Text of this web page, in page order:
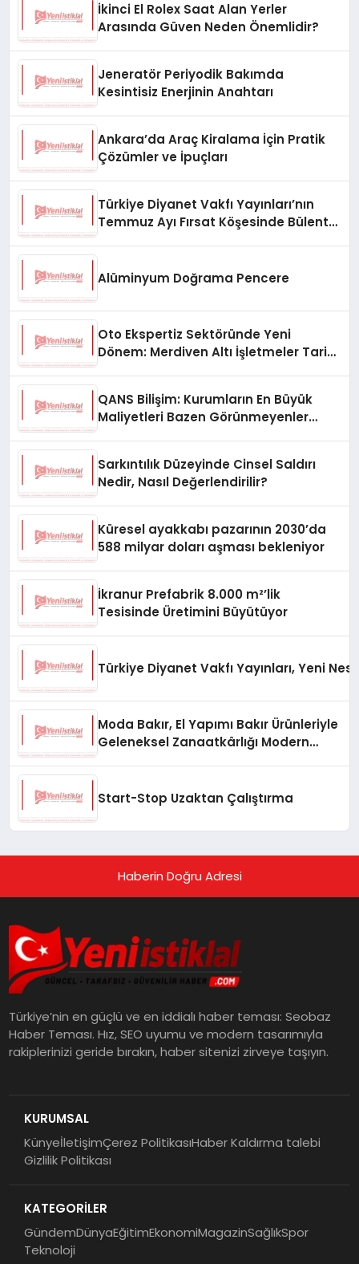
İkinci El Rolex Saat Alan Yerler
Arasında Güven Neden Önemlidir?
Jeneratör Periyodik Bakımda
Kesintisiz Enerjinin Anahtarı
Ankara’da Araç Kiralama İçin Pratik
Çözümler ve İpuçları
Türkiye Diyanet Vakfı Yayınları’nın
Temmuz Ayı Fırsat Köşesinde Bülent
Alüminyum Doğrama Pencere
Oto Ekspertiz Sektöründe Yeni
Dönem: Merdiven Altı İşletmeler Tarih
QANS Bilişim: Kurumların En Büyük
Maliyetleri Bazen Görünmeyenler
Sarkıntılık Düzeyinde Cinsel Saldırı
Nedir, Nasıl Değerlendirilir?
Küresel ayakkabı pazarının 2030’da
588 milyar doları aşması bekleniyor
İkranur Prefabrik 8.000 m²’lik
Tesisinde Üretimini Büyütüyor
Türkiye Diyanet Vakfı Yayınları, Yeni
Moda Bakır, El Yapımı Bakır Ürünleriyle
Geleneksel Zanaatkârlığı Modern
Start-Stop Uzaktan Çalıştırma
Haberin Doğru Adresi
Türkiye’nin en güçlü ve en iddialı haber teması: Seobaz
Haber Teması. Hız, SEO uyumu ve modern tasarımıyla
rakiplerinizi geride bırakın, haber sitenizi zirveye taşıyın.
KURUMSAL
KünyeİletişimÇerez PolitikasıHaber Kaldırma talebi
Gizlilik Politikası
KATEGORİLER
GündemDünyaEğitimEkonomiMagazinSağlıkSpor
Teknoloji